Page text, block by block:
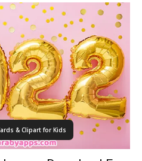
& Clipart for Kids